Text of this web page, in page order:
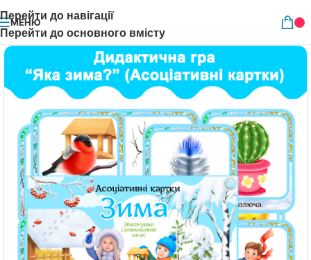
Перейти до навігації
Перейти до основного вмісту
МЕНЮ